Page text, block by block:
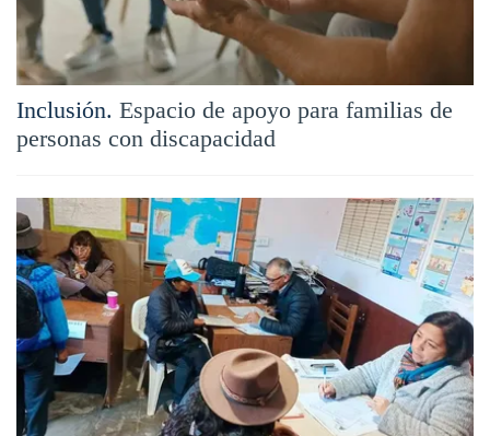
Inclusión. Espacio de apoyo para familias de
personas con discapacidad